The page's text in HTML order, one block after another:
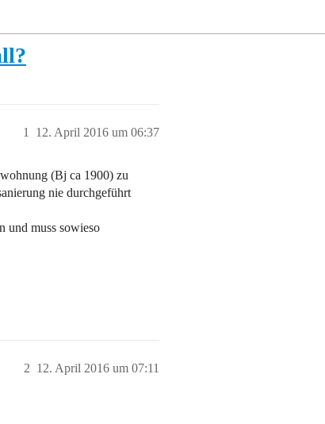
12. April 2016 um 06:37
1
(Bj ca 1900) zu
nie durchgeführt
und muss sowieso
12. April 2016 um 07:11
2